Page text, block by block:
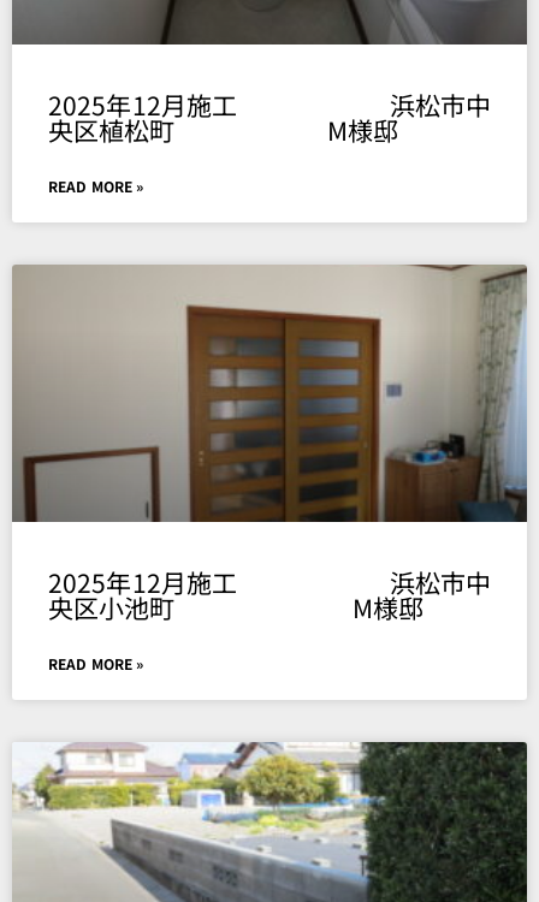
2025年12月施工 浜松市中
央区植松町 M様邸
READ MORE »
2025年12月施工 浜松市中
央区小池町 M様邸
READ MORE »